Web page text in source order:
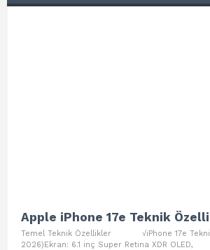
Apple iPhone 17e Teknik
Temel Teknik Özellikler √iPhone 17e
2026)Ekran: 6.1 inç Super Retina XDR OLED,